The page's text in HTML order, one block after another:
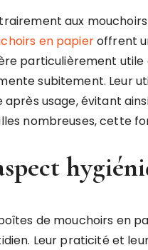
aux
en papieroffrent
particulièrement utile
subitement. Leur
après usage, évitant
nombreuses, cette
de mouchoirs en
Leur praticité et